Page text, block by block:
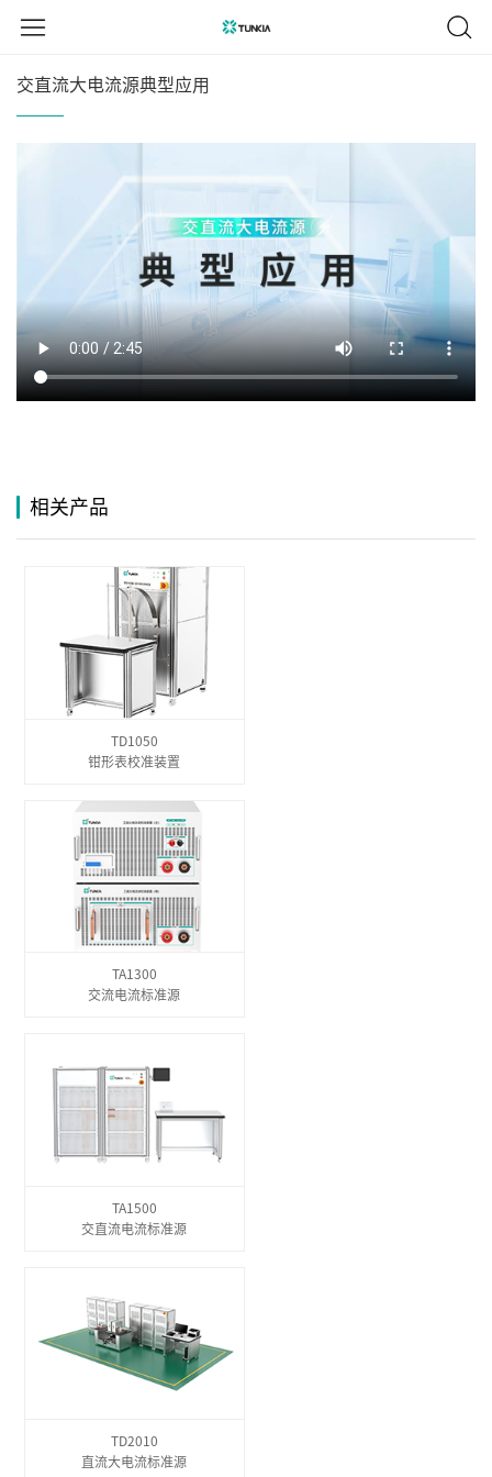
交直流大电流源典型应用
相关产品
TD1050
钳形表校准装置
TA1300
交流电流标准源
TA1500
交直流电流标准源
TD2010
直流大电流标准源